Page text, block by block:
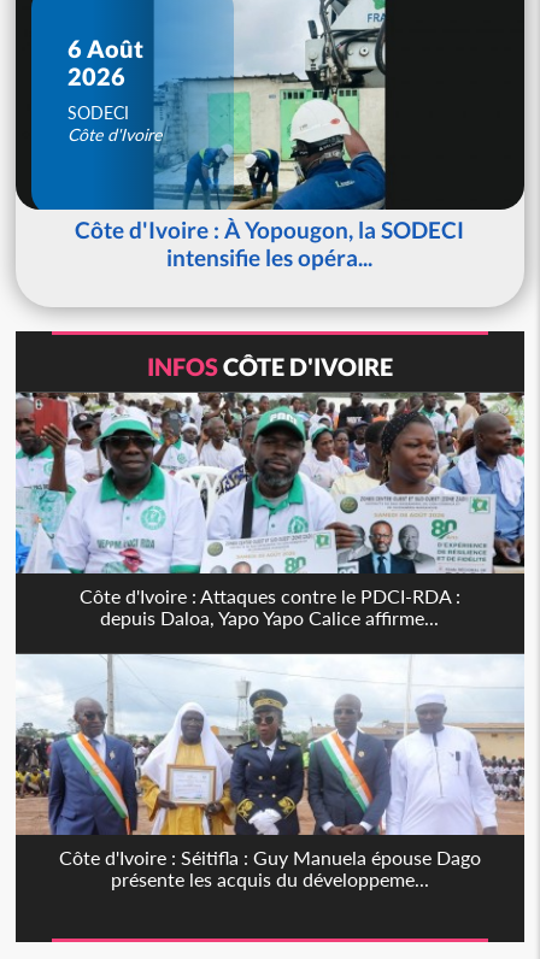
6 Août
2026
SODECI
Côte d'Ivoire
Côte d'Ivoire : À Yopougon, la SODECI
intensifie les opéra...
INFOSCÔTE D'IVOIRE
Côte d'Ivoire : Attaques contre le PDCI-RDA :
depuis Daloa, Yapo Yapo Calice affirme...
Côte d'Ivoire : Séitifla : Guy Manuela épouse Dago
présente les acquis du développeme...